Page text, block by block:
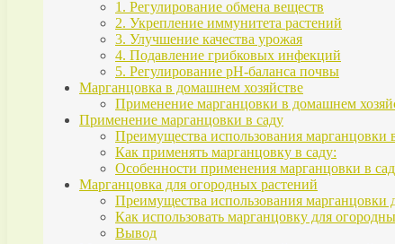
1. Регулирование обмена веществ
2. Укрепление иммунитета растений
3. Улучшение качества урожая
4. Подавление грибковых инфекций
5. Регулирование pH-баланса почвы
Марганцовка в домашнем хозяйстве
Применение марганцовки в домашнем
Применение марганцовки в саду
Преимущества использования марганцовки
Как применять марганцовку в саду:
Особенности применения марганцовки в
Марганцовка для огородных растений
Преимущества использования марганцовки
Как использовать марганцовку для
Вывод